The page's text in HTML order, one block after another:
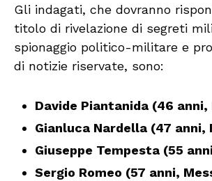
Gli indagati, che dovranno
titolo di rivelazione di segreti
spionaggio politico-militare e
di notizie riservate, sono:
Davide Piantanida (46 anni,
Gianluca Nardella (47 anni,
Giuseppe Tempesta (55
Sergio Romeo (57 anni,